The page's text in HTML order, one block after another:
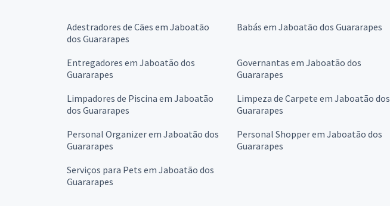
Adestradores de Cães em Jaboatão
dos Guararapes
Babás em Jaboatão dos Guararapes
Entregadores em Jaboatão dos
Guararapes
Governantas em Jaboatão dos
Guararapes
Limpadores de Piscina em Jaboatão
dos Guararapes
Limpeza de Carpete em Jaboatão dos
Guararapes
Personal Organizer em Jaboatão dos
Guararapes
Personal Shopper em Jaboatão dos
Guararapes
Serviços para Pets em Jaboatão dos
Guararapes